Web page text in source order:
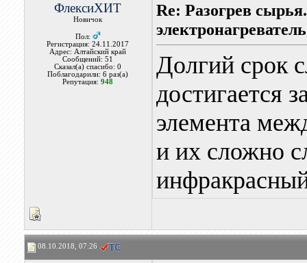
ФлексиХИТ
Новичок
Пол:
Регистрация: 24.11.2017
Адрес: Алтайский край
Сообщений: 51
Сказал(а) спасибо: 0
Поблагодарили: 6 раз(а)
Репутация:948
Re: Разогрев
Долгий срок
достигается
элемента
и их сложно
08.10.2018, 07:26